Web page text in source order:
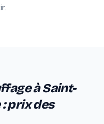
à Saint-
prix des